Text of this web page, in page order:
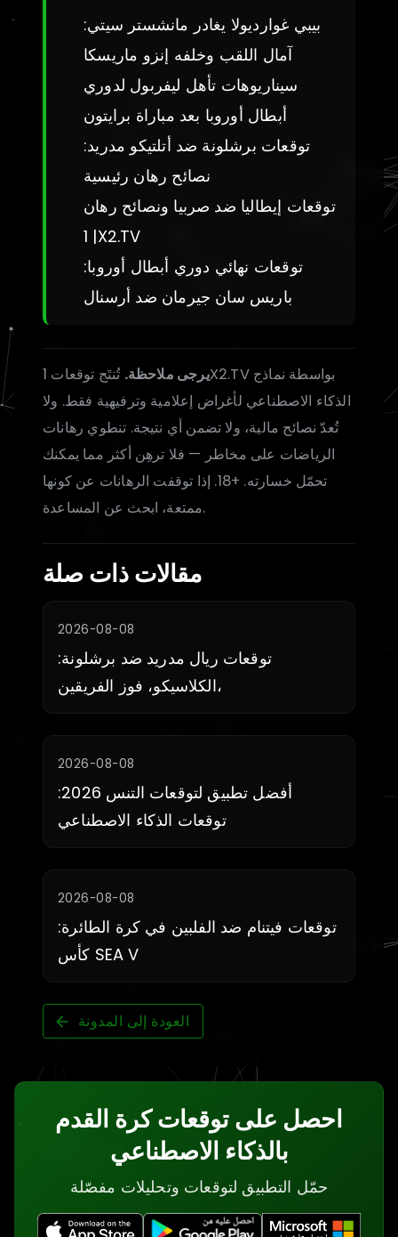
بيبي غوارديولا يغادر مانشستر سيتي:
آمال اللقب وخلفه إنزو ماريسكا
سيناريوهات تأهل ليفربول لدوري
أبطال أوروبا بعد مباراة برايتون
توقعات برشلونة ضد أتلتيكو مدريد:
نصائح رهان رئيسية
توقعات إيطاليا ضد صربيا ونصائح رهان
| 1X2.TV
توقعات نهائي دوري أبطال أوروبا:
باريس سان جيرمان ضد أرسنال
يرجى ملاحظة.
تُنتَج توقعات 1X2.TV بواسطة نماذج
الذكاء الاصطناعي لأغراض إعلامية وترفيهية فقط. ولا
تُعدّ نصائح مالية، ولا تضمن أي نتيجة. تنطوي رهانات
الرياضات على مخاطر — فلا ترهِن أكثر مما يمكنك
تحمّل خسارته. +18. إذا توقفت الرهانات عن كونها
ممتعة، ابحث عن المساعدة.
مقالات ذات صلة
2026-08-08
توقعات ريال مدريد ضد برشلونة:
الكلاسيكو، فوز الفريقين،
2026-08-08
أفضل تطبيق لتوقعات التنس 2026:
توقعات الذكاء الاصطناعي
2026-08-08
توقعات فيتنام ضد الفلبين في كرة الطائرة:
كأس SEA V
العودة إلى المدونة
احصل على توقعات كرة القدم
بالذكاء الاصطناعي
حمّل التطبيق لتوقعات وتحليلات مفصّلة